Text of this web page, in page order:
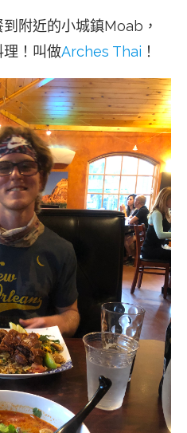
附近的小城鎮Moab，
！叫做Arches Thai ！